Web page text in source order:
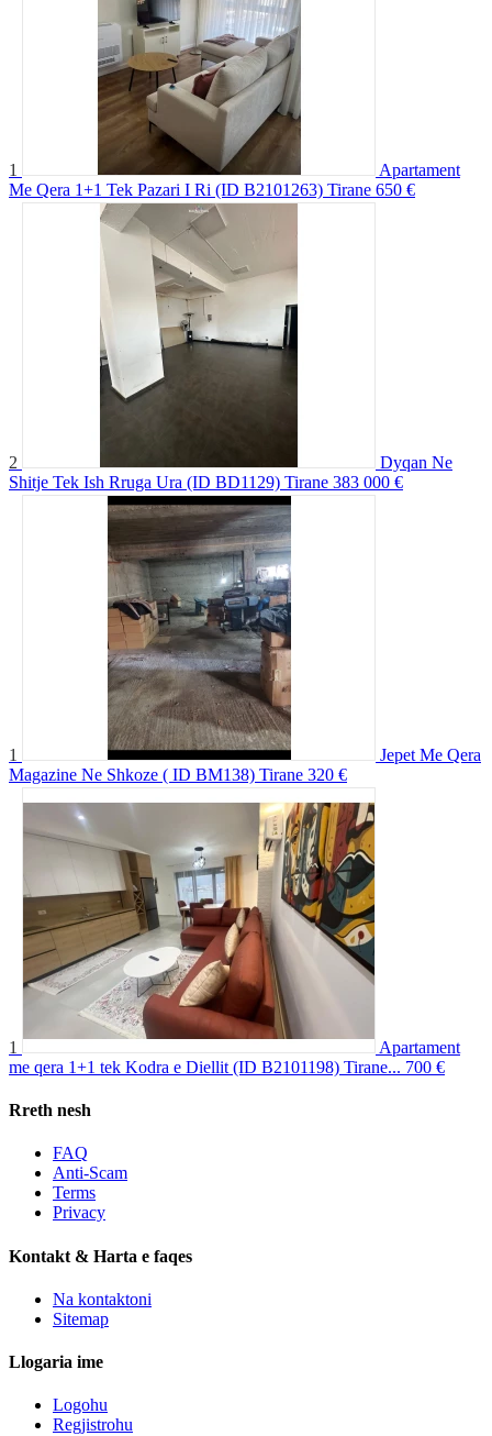
1
Apartament
Me Qera 1+1 Tek Pazari I Ri (ID B2101263) Tirane 650 €
2
Dyqan Ne
Shitje Tek Ish Rruga Ura (ID BD1129) Tirane 383 000 €
1
Jepet Me Qera
Magazine Ne Shkoze ( ID BM138) Tirane 320 €
1
Apartament
me qera 1+1 tek Kodra e Diellit (ID B2101198) Tirane... 700 €
Rreth nesh
FAQ
Anti-Scam
Terms
Privacy
Kontakt & Harta e faqes
Na kontaktoni
Sitemap
Llogaria ime
Logohu
Regjistrohu